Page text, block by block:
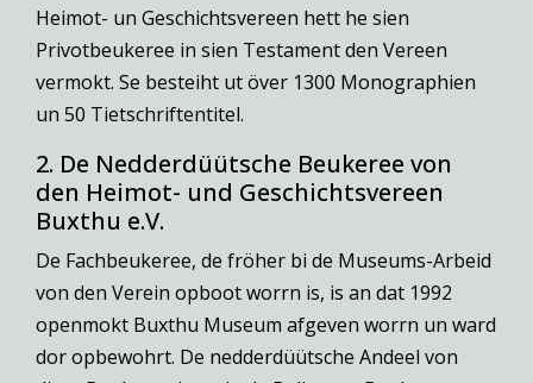
Heimot- un Geschichtsvereen hett he sien
Privotbeukeree in sien Testament den Vereen
vermokt. Se besteiht ut över 1300 Monographien
un 50 Tietschriftentitel.
2. De Nedderdüütsche Beukeree von
den Heimot- und Geschichtsvereen
Buxthu e.V.
De Fachbeukeree, de fröher bi de Museums-Arbeid
von den Verein opboot worrn is, is an dat 1992
openmokt Buxthu Museum afgeven worrn un ward
dor opbewohrt. De nedderdüütsche Andeel von